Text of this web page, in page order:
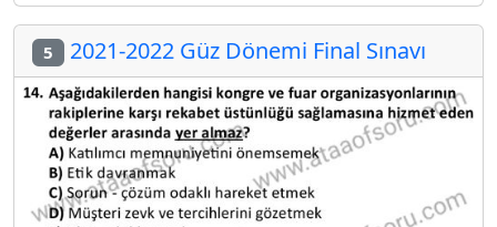
5 2021-2022 Güz Dönemi Final Sınavı